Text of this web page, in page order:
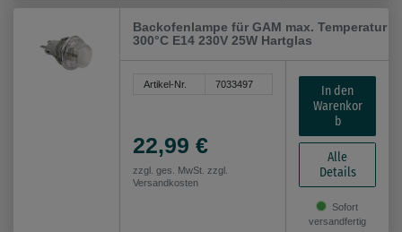
Backofenlampe für GAM max. Temperatur
300°C E14 230V 25W Hartglas
Artikel-Nr. 7033497
22,99 €
zzgl. ges. MwSt. zzgl.
Versandkosten
In den
Warenkor
b
Alle
Details
Sofort
versandfertig